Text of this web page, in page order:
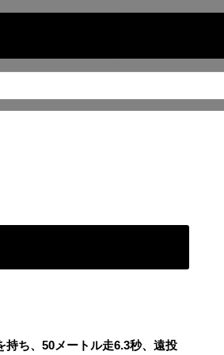
ち、50メートル走6.3秒、遠投